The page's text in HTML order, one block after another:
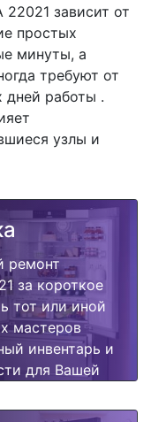
22021 зависит от
простых
минуты, а
требуют от
дней работы .
узлы и
ремонт
за короткое
тот или иной
мастеров
инвентарь и
для Вашей